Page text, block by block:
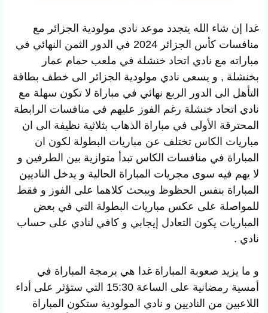
غدا إن شاء الله يتجدد موعد نادي مولودية الجزائر مع
منافسات كأس الجزائر 2024 في الدور الثمن النهائي في
مباراته مع نادي اتحاد خنشلة في ملعب حمام عمار
بخنشلة , و يسعى نادي مولودية الجزائر الى خطف بطاقة
التأهل الى الدور الربع نهائي في مباراة لا تكون سهلة مع
نادي اتحاد خنشلة رغم الفوز عليهم في منافسات الرابطة
المحترقة الأولى في مباراة الذهاب بثلاثية نظيفة الى ان
مباريات الكاس تختلف عن مباريات البطولة لكون ان
المباراة في منافسات الكاس تبدأ متوازية بين الطرفين و
لا يهم فيه سوى مجريات المباراة الحالية و يدخل الناديين
المباراة بنفس الحظوظ ويبحث كلاهما على الفوز و فقط
للمواصلة على عكس مباريات البطولة التي في بعض
المباريات يكون التعادل إيجابي و كافي لنادي على حساب
نادي .
و ما يزيد صعوبة المباراة غدا هي برمجة المباراة في
أمسية رمضانية على الساعة 15:30 التي ستؤثر على أداء
اللاعبين من الناديين و نادي المولودية ستكون المباراة